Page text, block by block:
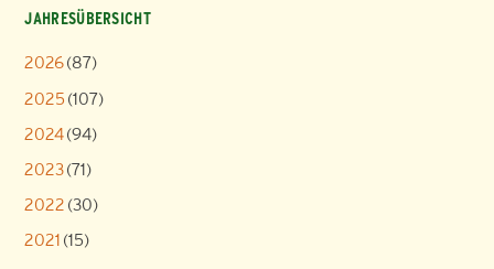
JAHRESÜBERSICHT
2026(87)
2025 (107)
2024(94)
2023(71)
2022 (30)
2021 (15)